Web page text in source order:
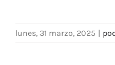
lunes, 31 marzo, 2025